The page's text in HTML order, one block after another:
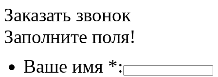
Заказать звонок
Заполните поля!
Ваше имя *: